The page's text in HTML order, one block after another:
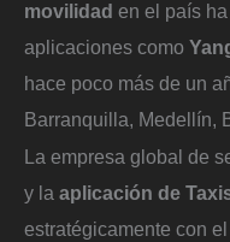
movilidad en el país
aplicaciones como
hace poco más de un
Barranquilla, Medellín,
La empresa global de
y la aplicación de
estratégicamente con